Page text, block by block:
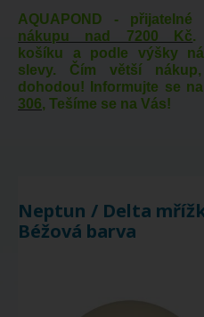
AQUAPOND - přijatelné
nákupu nad 7200 Kč.
košíku a podle výšky
slevy. Čím větší
dohodou! Informujte se
306, Tešíme se na Vás!
Neptun / Delta
Béžová barva